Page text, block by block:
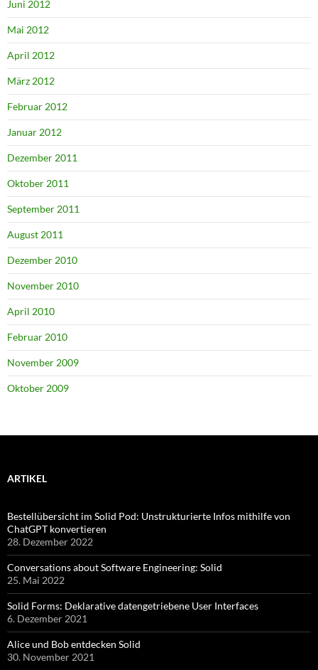
Juni 2012
Mai 2012
April 2012
März 2012
Februar 2012
Januar 2012
Dezember 2011
Oktober 2011
September 2011
August 2011
Dezember 2010
November 2010
April 2010
Februar 2010
November 2009
Oktober 2009
ARTIKEL
Bestellübersicht im Solid Pod: Unstrukturierte Infos mithilfe von
ChatGPT konvertieren
28. Dezember 2022
Conversations about Software Engineering: Solid
25. Mai 2022
Solid Forms: Deklarative datengetriebene User Interfaces
6. Dezember 2021
Alice und Bob entdecken Solid
30. November 2021